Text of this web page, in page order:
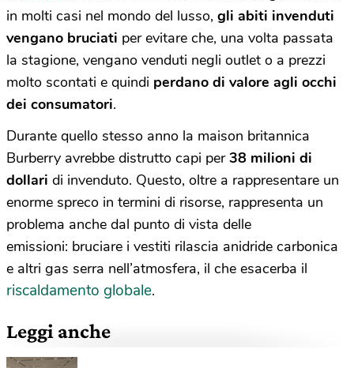
in molti casi nel mondo del lusso, gli abiti invenduti
vengano bruciati per evitare che, una volta passata
la stagione, vengano venduti negli outlet o a prezzi
molto scontati e quindi perdano di valore agli occhi
dei consumatori.
Durante quello stesso anno la maison britannica
Burberry avrebbe distrutto capi per38 milioni di
dollari di invenduto. Questo, oltre a rappresentare un
enorme spreco in termini di risorse, rappresenta un
problema anche dal punto di vista delle
emissioni: bruciare i vestiti rilascia anidride carbonica
e altri gas serra nell’atmosfera, il che esacerba il
riscaldamento globale.
Leggi anche